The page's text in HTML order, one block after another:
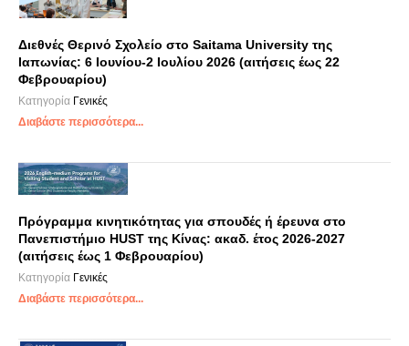
Διεθνές Θερινό Σχολείο στο Saitama University της
Ιαπωνίας: 6 Ιουνίου-2 Ιουλίου 2026 (αιτήσεις έως 22
Φεβρουαρίου)
Κατηγορία Γενικές
Διαβάστε περισσότερα...
Πρόγραμμα κινητικότητας για σπουδές ή έρευνα στο
Πανεπιστήμιο HUST της Κίνας: ακαδ. έτος 2026-2027
(αιτήσεις έως 1 Φεβρουαρίου)
Κατηγορία Γενικές
Διαβάστε περισσότερα...